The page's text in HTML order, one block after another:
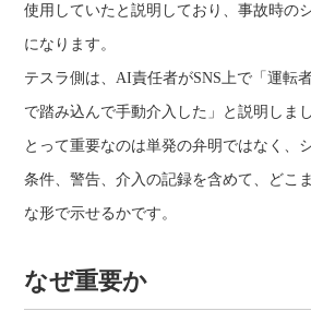
使用していたと説明しており、事故時の
になります。
テスラ側は、AI責任者がSNS上で「運転
で踏み込んで手動介入した」と説明しま
とって重要なのは単発の弁明ではなく、
条件、警告、介入の記録を含めて、どこ
な形で示せるかです。
なぜ重要か